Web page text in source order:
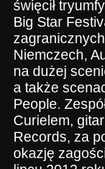
święcił
Big Star
Niemczech,
na dużej
a także
People.
Curielem,
Records, za
okazję